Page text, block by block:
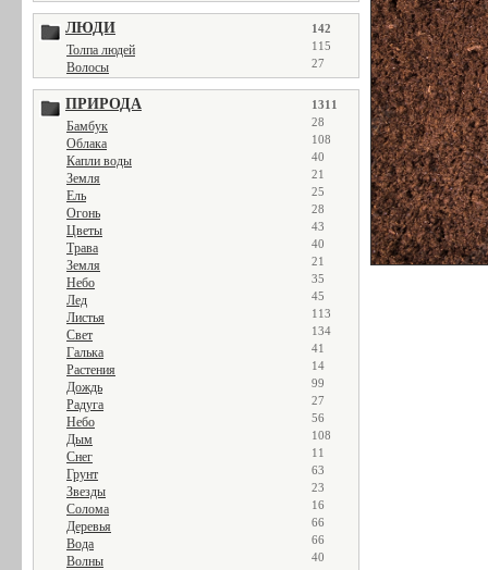
ЛЮДИ 142
Толпа людей 115
Волосы 27
ПРИРОДА 1311
Бамбук 28
Облака 108
Капли воды 40
Земля 21
Ель 25
Огонь 28
Цветы 43
Трава 40
Земля 21
Небо 35
Лед 45
Листья 113
Свет 134
Галька 41
Растения 14
Дождь 99
Радуга 27
Небо 56
Дым 108
Снег 11
Грунт 63
Звезды 23
Солома 16
Деревья 66
Вода 66
Волны 40